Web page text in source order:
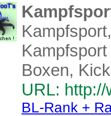
Boxen,
URL:
BL-Rank +